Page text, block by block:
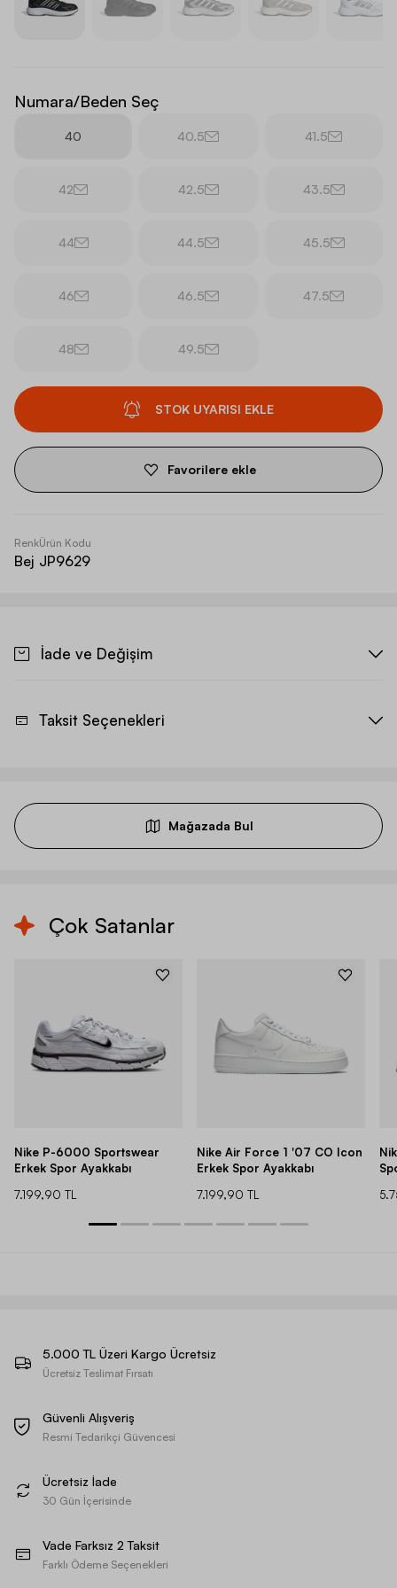
Numara/Beden Seç
40 40.5 41.5
42 42.5 43.5
44 44.5 45.5
46 46.5 47.5
48 49.5
STOK UYARISI EKLE
Favorilere ekle
Renk
Bej
Ürün Kodu
JP9629
İade ve Değişim
Taksit Seçenekleri
Mağazada Bul
Çok Satanlar
Nike P-6000 Sportswear
Erkek Spor Ayakkabı
7.199,90 TL
Nike Air Force 1 '07 CO Icon
Erkek Spor Ayakkabı
7.199,90 TL
5.000 TL Üzeri Kargo Ücretsiz
Ücretsiz Teslimat Fırsatı
Güvenli Alışveriş
Resmi Tedarikçi Güvencesi
Ücretsiz İade
30 Gün İçerisinde
Vade Farksız 2 Taksit
Farklı Ödeme Seçenekleri